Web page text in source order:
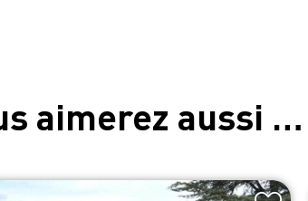
aimerez aussi …